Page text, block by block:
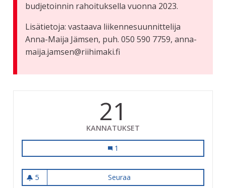
budjetoinnin rahoituksella vuonna 2023.
Lisätietoja: vastaava liikennesuunnittelija
Anna-Maija Jämsen, puh. 050 590 7759, anna-
maija.jamsen@riihimaki.fi
21
KANNATUKSET
Peilit asematunneliin
1
5
5 seuraajaa
Seuraa